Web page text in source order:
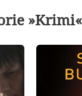
»Krimi«